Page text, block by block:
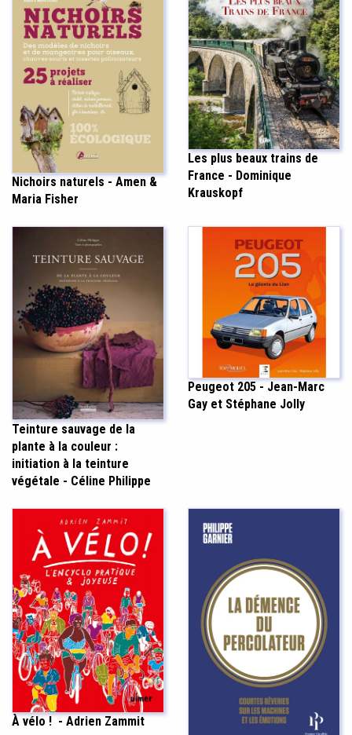
Nichoirs naturels - Amen &
Maria Fisher
Les plus beaux trains de
France - Dominique
Krauskopf
Teinture sauvage de la
plante à la couleur :
initiation à la teinture
végétale - Céline Philippe
Peugeot 205 - Jean-Marc
Gay et Stéphane Jolly
À vélo ! - Adrien Zammit